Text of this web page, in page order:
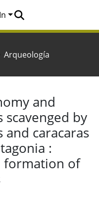
of Naturalis
Arqueología
and
by
caracaras
:
formation of